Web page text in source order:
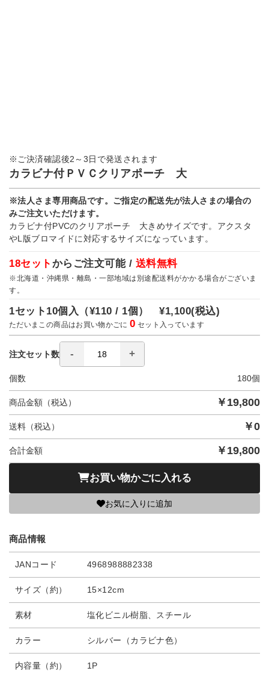
※ご決済確認後2～3日で発送されます
カラビナ付ＰＶＣクリアポーチ 大
※法人さま専用商品です。ご指定の配送先が法人さまの場合の
みご注文いただけます。
カラビナ付PVCのクリアポーチ 大きめサイズです。アクスタ
やL版ブロマイドに対応するサイズになっています。
18セット からご注文可能 / 送料無料
※北海道・沖縄県・離島・一部地域は別途配送料がかかる場合がございま
す。
1セット10個入（¥110 / 1個）¥1,100(税込)
ただいまこの商品はお買い物かごに0 セット入っています
注文セット数
個数 180個
商品金額（税込） ￥ 19,800
送料（税込） ￥0
合計金額 ￥ 19,800
お買い物かごに入れる
お気に入りに追加
商品情報
JANコード 4968988882338
サイズ（約） 15×12cm
素材 塩化ビニル樹脂、スチール
カラー シルバー（カラビナ色）
内容量（約） 1P